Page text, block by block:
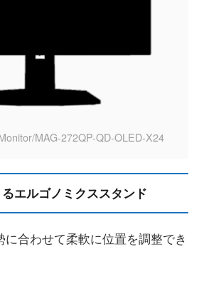
MAG-272QP-QD-OLED-X24
エルゴノミクススタンド
に合わせて柔軟に位置を調整でき